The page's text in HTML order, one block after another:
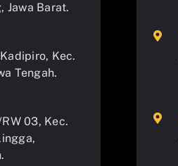
Jawa Barat.
Kec.
Tengah.
03, Kec.